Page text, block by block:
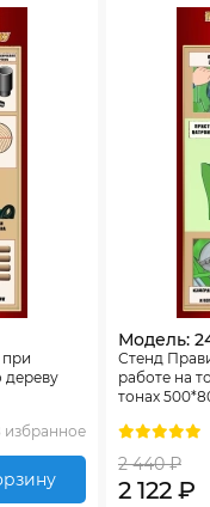
при
дереву
избранное
Модель:
Стенд
работе на
тонах
2 440 ₽
2 122 ₽